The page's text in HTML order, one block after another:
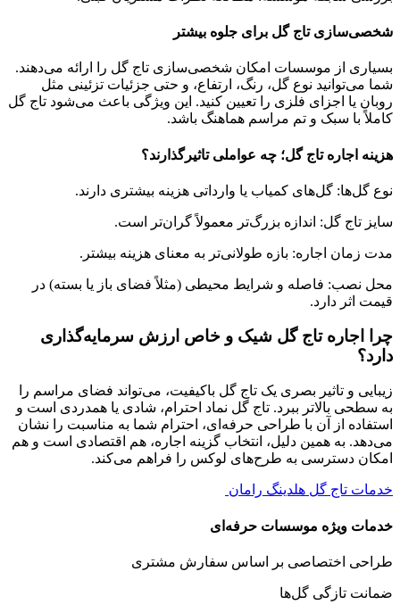
شخصی‌سازی تاج گل برای جلوه بیشتر
بسیاری از موسسات امکان شخصی‌سازی تاج گل را ارائه می‌دهند.
شما می‌توانید نوع گل، رنگ، ارتفاع، و حتی جزئیات تزئینی مثل
روبان یا اجزای فلزی را تعیین کنید. این ویژگی باعث می‌شود تاج گل
کاملاً با سبک و تم مراسم هماهنگ باشد.
هزینه اجاره تاج گل؛ چه عواملی تاثیرگذارند؟
نوع گل‌ها: گل‌های کمیاب یا وارداتی هزینه بیشتری دارند.
سایز تاج گل: اندازه بزرگ‌تر معمولاً گران‌تر است.
مدت زمان اجاره: بازه طولانی‌تر به معنای هزینه بیشتر.
محل نصب: فاصله و شرایط محیطی (مثلاً فضای باز یا بسته) در
قیمت اثر دارد.
چرا اجاره تاج گل شیک و خاص ارزش سرمایه‌گذاری
دارد؟
زیبایی و تاثیر بصری یک تاج گل باکیفیت، می‌تواند فضای مراسم را
به سطحی بالاتر ببرد. تاج گل نماد احترام، شادی یا همدردی است و
استفاده از آن با طراحی حرفه‌ای، احترام شما به مناسبت را نشان
می‌دهد. به همین دلیل، انتخاب گزینه اجاره، هم اقتصادی است و هم
امکان دسترسی به طرح‌های لوکس را فراهم می‌کند.
خدمات تاج گل هلدینگ رامان
خدمات ویژه موسسات حرفه‌ای
طراحی اختصاصی بر اساس سفارش مشتری
ضمانت تازگی گل‌ها